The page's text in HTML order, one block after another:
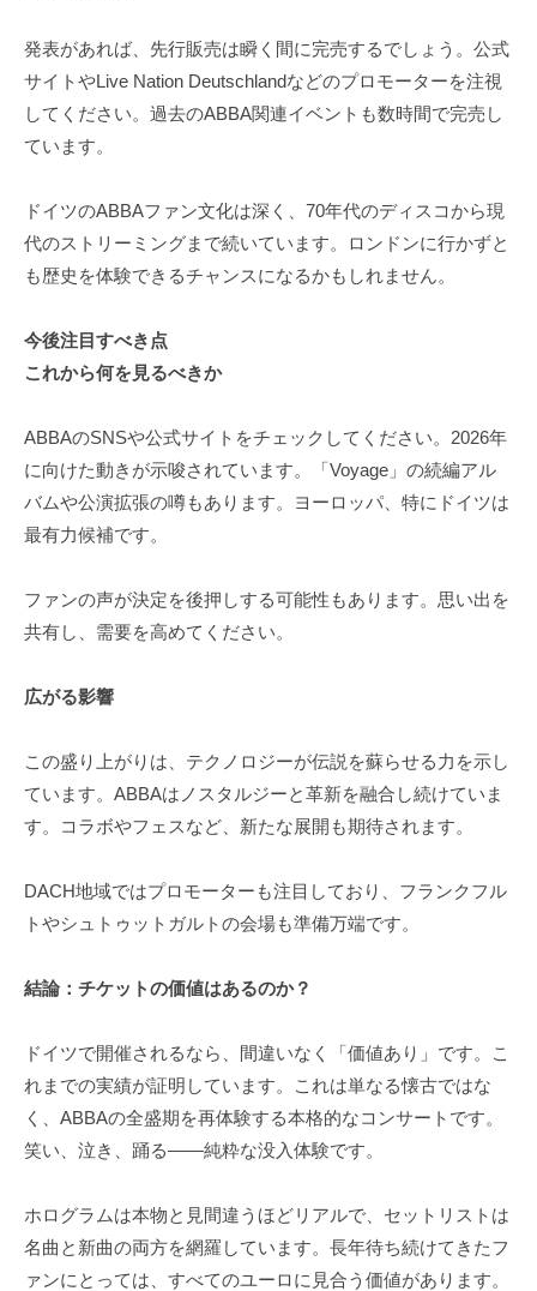
発表があれば、先行販売は瞬く間に完売するでしょう。公式
サイトやLive Nation Deutschlandなどのプロモーターを注視
してください。過去のABBA関連イベントも数時間で完売し
ています。
ドイツのABBAファン文化は深く、70年代のディスコから現
代のストリーミングまで続いています。ロンドンに行かずと
も歴史を体験できるチャンスになるかもしれません。
今後注目すべき点
これから何を見るべきか
ABBAのSNSや公式サイトをチェックしてください。2026年
に向けた動きが示唆されています。「Voyage」の続編アル
バムや公演拡張の噂もあります。ヨーロッパ、特にドイツは
最有力候補です。
ファンの声が決定を後押しする可能性もあります。思い出を
共有し、需要を高めてください。
広がる影響
この盛り上がりは、テクノロジーが伝説を蘇らせる力を示し
ています。ABBAはノスタルジーと革新を融合し続けていま
す。コラボやフェスなど、新たな展開も期待されます。
DACH地域ではプロモーターも注目しており、フランクフル
トやシュトゥットガルトの会場も準備万端です。
結論：チケットの価値はあるのか？
ドイツで開催されるなら、間違いなく「価値あり」です。こ
れまでの実績が証明しています。これは単なる懐古ではな
く、ABBAの全盛期を再体験する本格的なコンサートです。
笑い、泣き、踊る――純粋な没入体験です。
ホログラムは本物と見間違うほどリアルで、セットリストは
名曲と新曲の両方を網羅しています。長年待ち続けてきたフ
ァンにとっては、すべてのユーロに見合う価値があります。